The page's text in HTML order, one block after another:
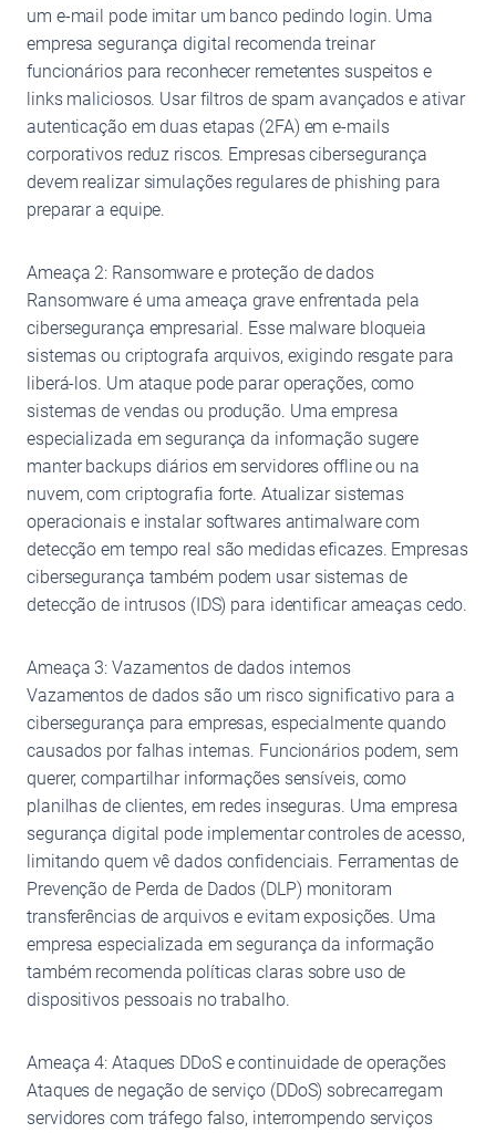
um e-mail pode imitar um banco pedindo login. Uma
empresa segurança digital recomenda treinar
funcionários para reconhecer remetentes suspeitos e
links maliciosos. Usar filtros de spam avançados e ativar
autenticação em duas etapas (2FA) em e-mails
corporativos reduz riscos. Empresas cibersegurança
devem realizar simulações regulares de phishing para
preparar a equipe.
Ameaça 2: Ransomware e proteção de dados
Ransomware é uma ameaça grave enfrentada pela
cibersegurança empresarial. Esse malware bloqueia
sistemas ou criptografa arquivos, exigindo resgate para
liberá-los. Um ataque pode parar operações, como
sistemas de vendas ou produção. Uma empresa
especializada em segurança da informação sugere
manter backups diários em servidores offline ou na
nuvem, com criptografia forte. Atualizar sistemas
operacionais e instalar softwares antimalware com
detecção em tempo real são medidas eficazes. Empresas
cibersegurança também podem usar sistemas de
detecção de intrusos (IDS) para identificar ameaças cedo.
Ameaça 3: Vazamentos de dados internos
Vazamentos de dados são um risco significativo para a
cibersegurança para empresas, especialmente quando
causados por falhas internas. Funcionários podem, sem
querer, compartilhar informações sensíveis, como
planilhas de clientes, em redes inseguras. Uma empresa
segurança digital pode implementar controles de acesso,
limitando quem vê dados confidenciais. Ferramentas de
Prevenção de Perda de Dados (DLP) monitoram
transferências de arquivos e evitam exposições. Uma
empresa especializada em segurança da informação
também recomenda políticas claras sobre uso de
dispositivos pessoais no trabalho.
Ameaça 4: Ataques DDoS e continuidade de operações
Ataques de negação de serviço (DDoS) sobrecarregam
servidores com tráfego falso, interrompendo serviços